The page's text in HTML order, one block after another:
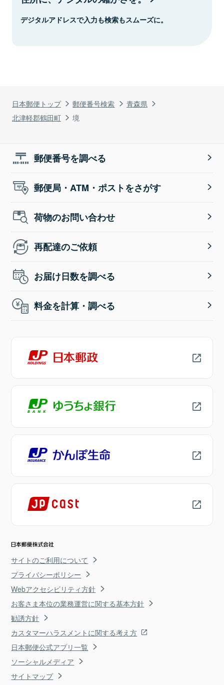
日本郵便トップ 郵便番号検索
青森県
北津軽郡鶴田町
境
デジタルアドレスで入力も検索もスムーズに。
郵便番号を調べる
郵便局・ATM・ポストをさがす
荷物のお問い合わせ
再配達のご依頼
お届け日数を調べる
料金を計算・調べる
サイトのご利用について
プライバシーポリシー
Webアクセシビリティ方針
お客さま本位の業務運営に関する基本方針
勧誘方針
カスタマーハラスメントに関する考え方
日本郵便公式アプリ一覧
ソーシャルメディア
サイトマップ